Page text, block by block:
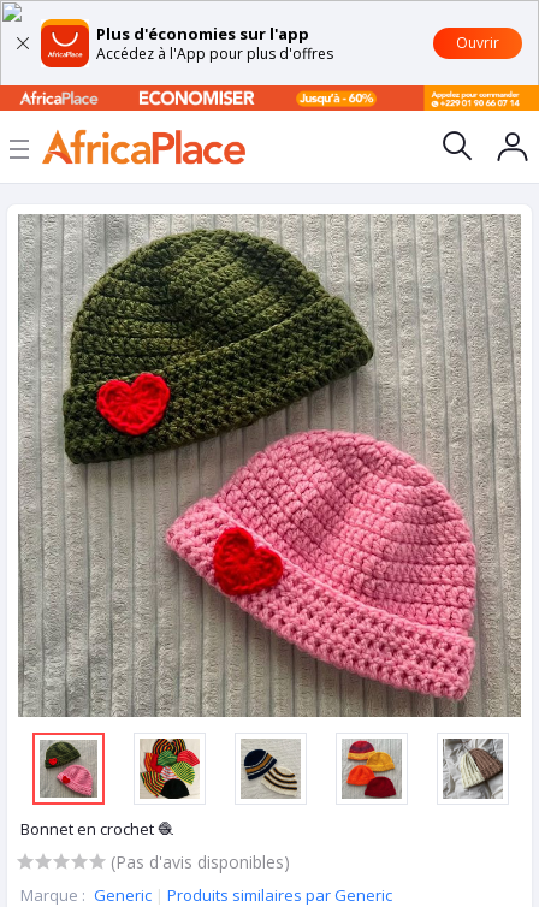
Plus d'économies sur l'app
Accédez à l'App pour plus d'offres
Ouvrir
Bonnet en crochet 🧶
(Pas d'avis disponibles)
Marque : Generic | Produits similaires par Generic